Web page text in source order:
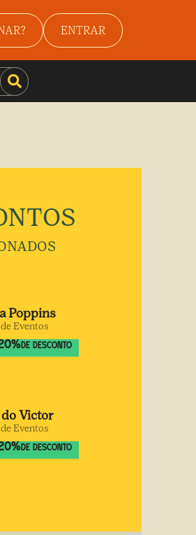
ENTRAR
Poppins
de Eventos
%DE DESCONTO
Victor
de Eventos
%DE DESCONTO